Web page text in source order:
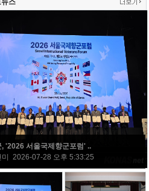
뉴스
, '2026 서울국제향군포럼' ..
미 2026-07-28 오후 5:33:25